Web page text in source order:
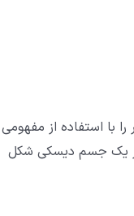
با استفاده از مفهومی
یک جسم دیسکی شکل